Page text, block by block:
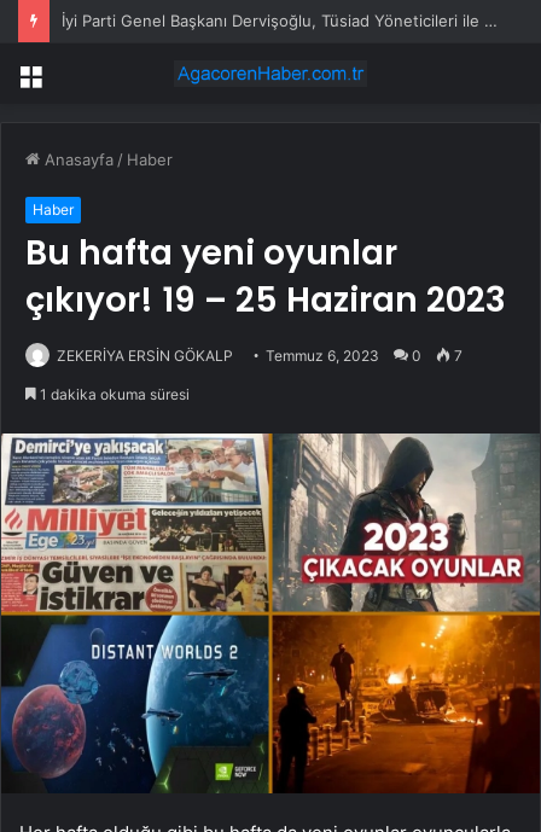
İyi Parti Genel Başkanı Dervişoğlu, Tüsiad Yöneticileri ile Bir Araya Geldi
Menü
Anasayfa / Haber
Haber
Bu hafta yeni oyunlar
çıkıyor! 19 – 25 Haziran 2023
ZEKERİYA ERSİN GÖKALP Temmuz 6, 2023 0 7
1 dakika okuma süresi